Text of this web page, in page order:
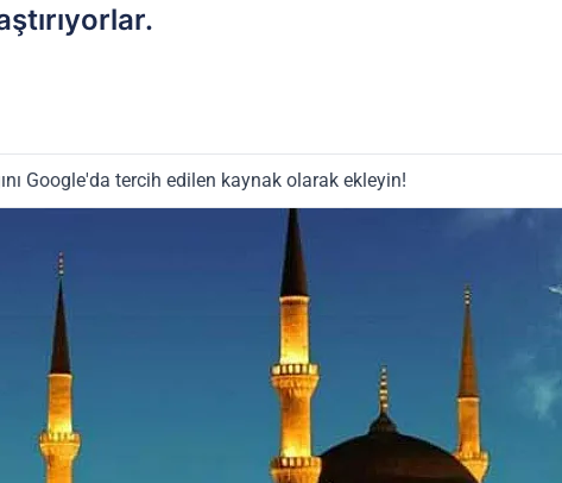
Google'da tercih edilen kaynak olarak ekleyin!